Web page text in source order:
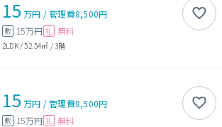
15 万円 /管理費8,500円
敷 15万円 礼 無料
2LDK/52.54㎡ /3階
15 万円 /管理費8,500円
敷 15万円 礼 無料